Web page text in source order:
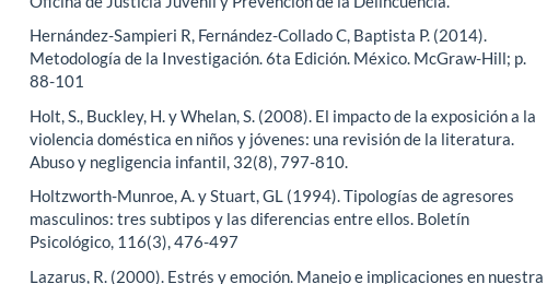
Hernández-Sampieri R, Fernández-Collado C, Baptista P. (2014).
Metodología de la Investigación. 6ta Edición. México. McGraw-Hill; p.
88-101
Holt, S., Buckley, H. y Whelan, S. (2008). El impacto de la exposición a la
violencia doméstica en niños y jóvenes: una revisión de la literatura.
Abuso y negligencia infantil, 32(8), 797-810.
Holtzworth-Munroe, A. y Stuart, GL (1994). Tipologías de agresores
masculinos: tres subtipos y las diferencias entre ellos. Boletín
Psicológico, 116(3), 476-497
Lazarus, R. (2000). Estrés y emoción. Manejo e implicaciones en nuestra